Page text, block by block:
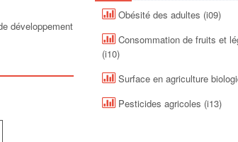
développement
Obésité des adultes (i09)
Consommation de fruits et
(i10)
Surface en agriculture
Pesticides agricoles (i13)